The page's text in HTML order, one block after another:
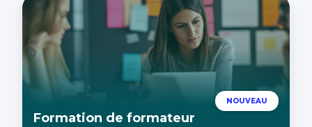
NOUVEAU
Formation de formateur